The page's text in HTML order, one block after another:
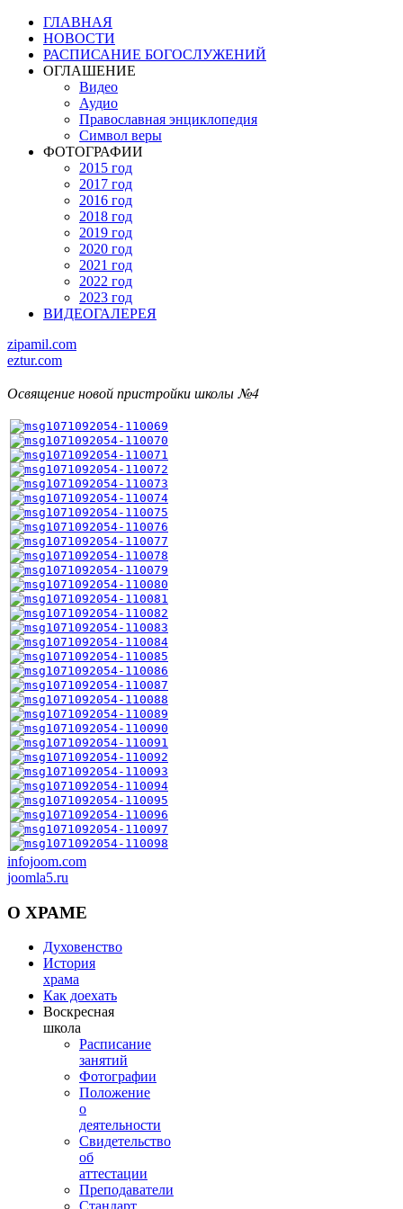
ГЛАВНАЯ
НОВОСТИ
РАСПИСАНИЕ БОГОСЛУЖЕНИЙ
ОГЛАШЕНИЕ
Видео
Аудио
Православная энциклопедия
Символ веры
ФОТОГРАФИИ
2015 год
2017 год
2016 год
2018 год
2019 год
2020 год
2021 год
2022 год
2023 год
ВИДЕОГАЛЕРЕЯ
zipamil.com
eztur.com
Освящение новой пристройки школы №4
infojoom.com
joomla5.ru
О ХРАМЕ
Духовенство
История
храма
Как доехать
Воскресная
школа
Расписание
занятий
Фотографии
Положение
о
деятельности
Свидетельство
об
аттестации
Преподаватели